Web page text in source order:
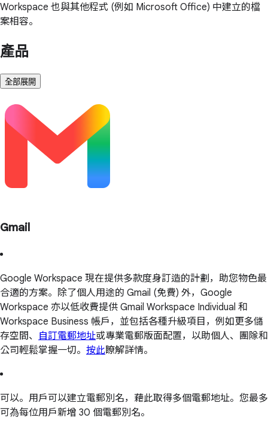
Workspace 也與其他程式 (例如 Microsoft Office) 中建立的檔
案相容。
產品
全部展開
Gmail
Google Workspace 現在提供多款度身訂造的計劃，助您物色最
合適的方案。除了個人用途的 Gmail (免費) 外，Google
Workspace 亦以低收費提供 Gmail Workspace Individual 和
Workspace Business 帳戶，並包括各種升級項目，例如更多儲
存空間、 自訂電郵地址或專業電郵版面配置，以助個人、團隊和
公司輕鬆掌握一切。 按此瞭解詳情。
可以。用戶可以建立電郵別名，藉此取得多個電郵地址。您最多
可為每位用戶新增 30 個電郵別名。